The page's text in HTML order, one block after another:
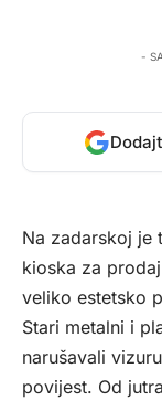
-
Na zadarskoj je
kioska za
veliko estetsko
Stari metalni i
narušavali
povijest. Od